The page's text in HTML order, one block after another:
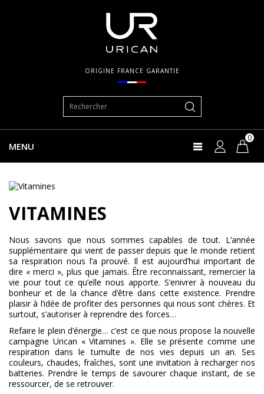
ORIGINE FRANCE GARANTIE
MENU
0
VITAMINES
Nous savons que nous sommes capables de tout. L’année
supplémentaire qui vient de passer depuis que le monde retient
sa respiration nous l’a prouvé. Il est aujourd’hui important de
dire « merci », plus que jamais. Être reconnaissant, remercier la
vie pour tout ce qu’elle nous apporte. S’enivrer à nouveau du
bonheur et de la chance d’être dans cette existence. Prendre
plaisir à l’idée de profiter des personnes qui nous sont chères. Et
surtout, s’autoriser à reprendre des forces…
Refaire le plein d’énergie… c’est ce que nous propose la nouvelle
campagne Urican « Vitamines ». Elle se présente comme une
respiration dans le tumulte de nos vies depuis un an. Ses
couleurs, chaudes, fraîches, sont une invitation à recharger nos
batteries. Prendre le temps de savourer chaque instant, de se
ressourcer, de se retrouver.